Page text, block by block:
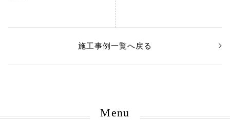
施工事例一覧へ戻る
Menu